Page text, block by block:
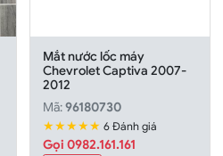
Mắt nước lốc máy
Chevrolet Captiva 2007-
2012
Mã:96180730
★★★★★ 6 Đánh giá
Gọi 0982.161.161